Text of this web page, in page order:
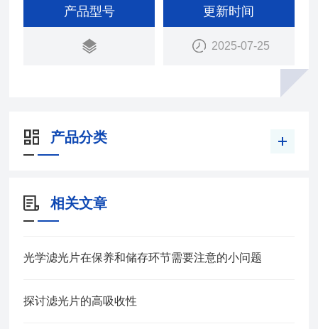
窗口片时，应着重考虑其材料透射特性以及机械特性
是否符合您的应用。瑞研光学提供大量库存现货，请
致电查询库存
产品型号 更新时间
2025-07-25
产品分类
相关文章
光学滤光片在保养和储存环节需要注意的小问题
探讨滤光片的高吸收性